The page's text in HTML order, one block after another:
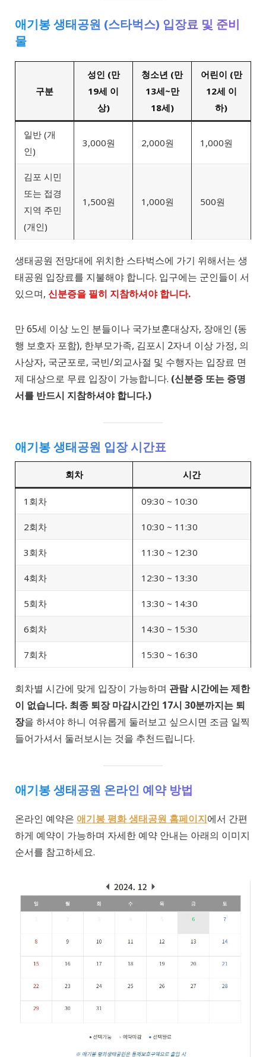
애기봉 생태공원 (스타벅스) 입장료 및 준비
물
구분
성인 (만
19세 이
상)
청소년 (만
13세~만
18세)
어린이 (만
12세 이
하)
일반 (개
인)
3,000원 2,000원 1,000원
김포 시민
또는 접경
지역 주민
(개인)
1,500원 1,000원 500원
생태공원 전망대에 위치한 스타벅스에 가기 위해서는 생
태공원 입장료를 지불해야 합니다. 입구에는 군인들이 서
있으며, 신분증을 필히 지참하셔야 합니다.
만 65세 이상 노인 분들이나 국가보훈대상자, 장애인 (동
행 보호자 포함), 한부모가족, 김포시 2자녀 이상 가정, 의
사상자, 국군포로, 국빈/외교사절 및 수행자는 입장료 면
제 대상으로 무료 입장이 가능합니다. (신분증 또는 증명
서를 반드시 지참하셔야 합니다.)
애기봉 생태공원 입장 시간표
회차 시간
1회차 09:30 ~ 10:30
2회차 10:30 ~ 11:30
3회차 11:30 ~ 12:30
4회차 12:30 ~ 13:30
5회차 13:30 ~ 14:30
6회차 14:30 ~ 15:30
7회차 15:30 ~ 16:30
회차별 시간에 맞게 입장이 가능하며 관람 시간에는 제한
이 없습니다. 최종 퇴장 마감시간인 17시 30분까지는 퇴
장을 하셔야 하니 여유롭게 둘러보고 싶으시면 조금 일찍
들어가셔서 둘러보시는 것을 추천드립니다.
애기봉 생태공원 온라인 예약 방법
온라인 예약은 애기봉 평화 생태공원 홈페이지에서 간편
하게 예약이 가능하며 자세한 예약 안내는 아래의 이미지
순서를 참고하세요.